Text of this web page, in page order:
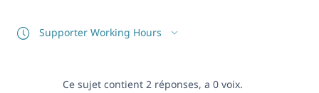
Supporter Working Hours
Ce sujet contient 2 réponses, a 0 voix.